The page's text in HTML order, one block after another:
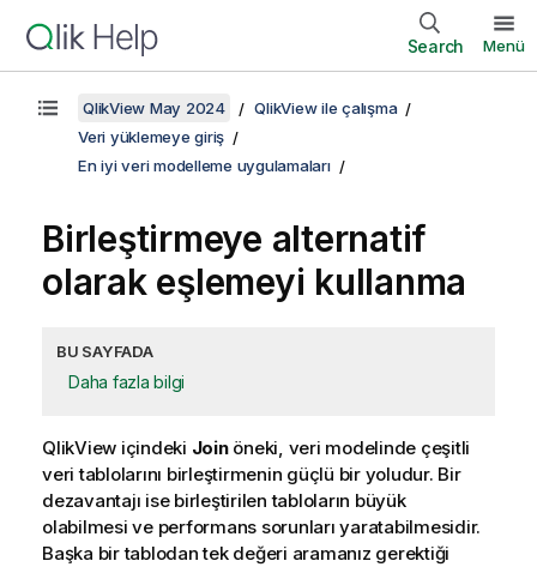
Search Menü
QlikView May 2024
QlikView ile çalışma
Veri yüklemeye giriş
En iyi veri modelleme uygulamaları
Birleştirmeye alternatif
olarak eşlemeyi kullanma
BU SAYFADA
Daha fazla bilgi
QlikView içindeki Joinöneki, veri modelinde çeşitli
veri tablolarını birleştirmenin güçlü bir yoludur. Bir
dezavantajı ise birleştirilen tabloların büyük
olabilmesi ve performans sorunları yaratabilmesidir.
Başka bir tablodan tek değeri aramanız gerektiği